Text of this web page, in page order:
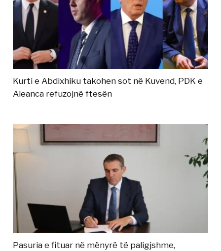
Kurti e Abdixhiku takohen sot në Kuvend, PDK e
Aleanca refuzojnë ftesën
Pasuria e fituar në mënyrë të paligjshme,